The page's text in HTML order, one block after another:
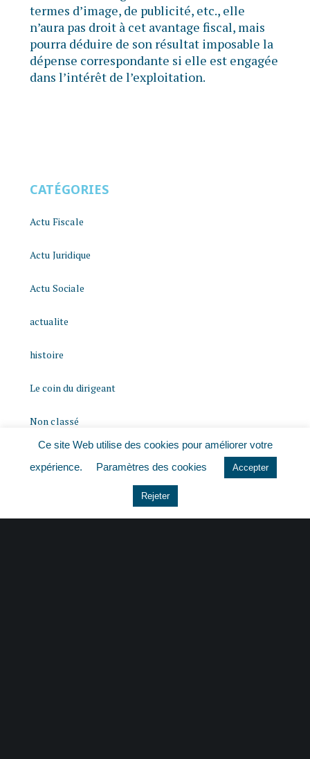
termes d’image, de publicité, etc., elle
n’aura pas droit à cet avantage fiscal, mais
pourra déduire de son résultat imposable la
dépense correspondante si elle est engagée
dans l’intérêt de l’exploitation.
CATÉGORIES
Actu Fiscale
Actu Juridique
Actu Sociale
actualite
histoire
Le coin du dirigeant
Non classé
Ce site Web utilise des cookies pour améliorer votre
expérience.
Paramètres des cookies Accepter
Rejeter